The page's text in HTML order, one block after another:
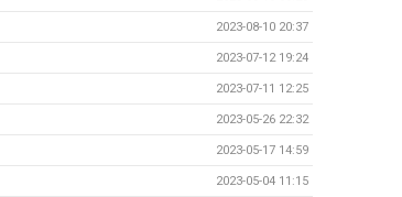
2023-08-10 20:37
2023-07-12 19:24
2023-07-11 12:25
2023-05-26 22:32
2023-05-17 14:59
2023-05-04 11:15